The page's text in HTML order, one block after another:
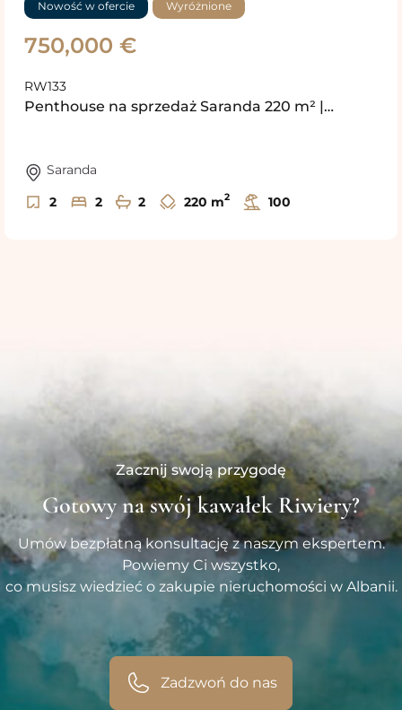
Nowość w ofercie Wyróżnione
750,000 €
RW133
Penthouse na sprzedaż Saranda 220 m² |…
Saranda
2
2 2 220 m2 100
Zacznij swoją przygodę
Gotowy na swój kawałek Riwiery?
Umów bezpłatną konsultację z naszym ekspertem.
Powiemy Ci wszystko,
co musisz wiedzieć o zakupie nieruchomości w Albanii.
Zadzwoń do nas